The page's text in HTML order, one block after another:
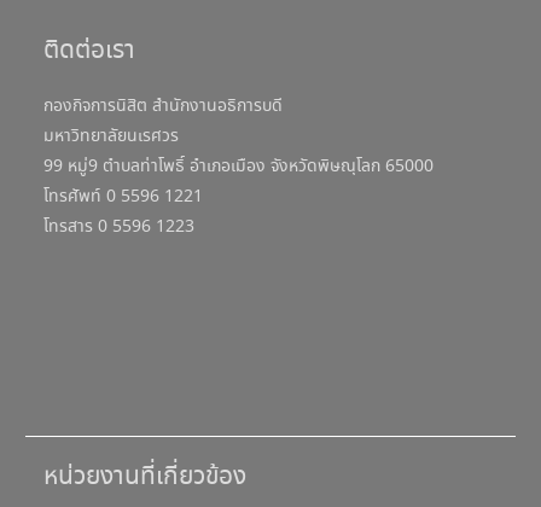
ติดต่อเรา
กองกิจการนิสิต สำนักงานอธิการบดี
มหาวิทยาลัยนเรศวร
99 หมู่9 ตำบลท่าโพธิ์ อำเภอเมือง จังหวัดพิษณุโลก 65000
โทรศัพท์ 0 5596 1221
โทรสาร 0 5596 1223
หน่วยงานที่เกี่ยวข้อง